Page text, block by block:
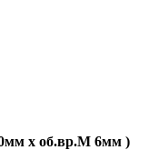
x об.вр.М 6мм )